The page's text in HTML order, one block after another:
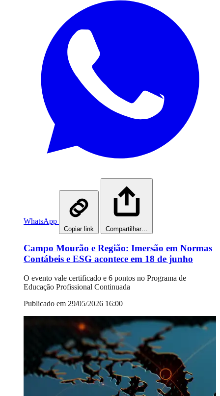
WhatsApp
Copiar link Compartilhar…
Campo Mourão e Região: Imersão em Normas
Contábeis e ESG acontece em 18 de junho
O evento vale certificado e 6 pontos no Programa de
Educação Profissional Continuada
Publicado em 29/05/2026 16:00